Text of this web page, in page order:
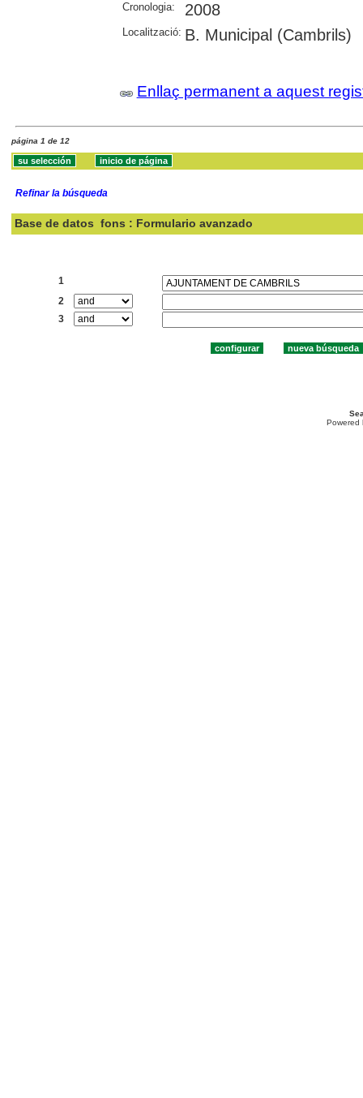
Cronologia: 2008
Localització: B. Municipal (Cambrils)
Enllaç permanent a aquest
página 1 de 12
Refinar la búsqueda
Base de datos fons : Formulario avanzado
1
2
3